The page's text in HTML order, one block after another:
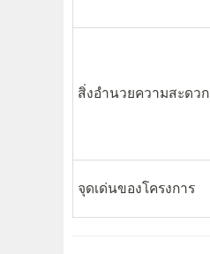
สิ่งอำนวยความสะดวก
จุดเด่นของโครงการ